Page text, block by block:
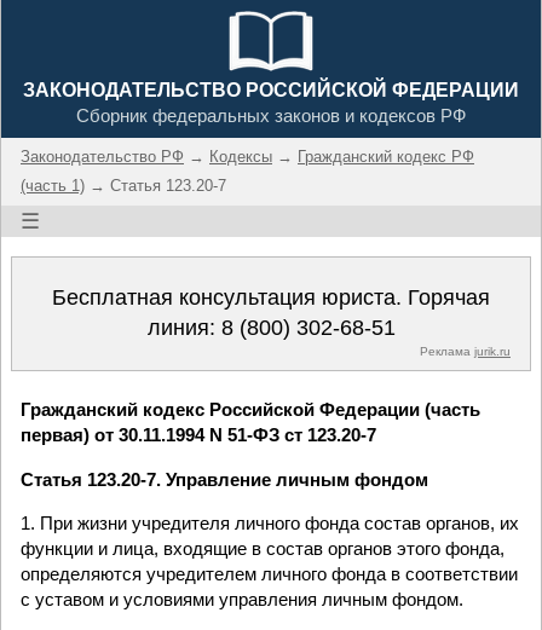
ЗАКОНОДАТЕЛЬСТВО РОССИЙСКОЙ ФЕДЕРАЦИИ
Сборник федеральных законов и кодексов РФ
Законодательство РФ → Кодексы → Гражданский кодекс РФ
(часть 1) → Статья 123.20-7
☰
Бесплатная консультация юриста. Горячая
линия: 8 (800) 302-68-51
Реклама jurik.ru
Гражданский кодекс Российской Федерации (часть
первая) от 30.11.1994 N 51-ФЗ ст 123.20-7
Статья 123.20-7. Управление личным фондом
1. При жизни учредителя личного фонда состав органов, их
функции и лица, входящие в состав органов этого фонда,
определяются учредителем личного фонда в соответствии
с уставом и условиями управления личным фондом.